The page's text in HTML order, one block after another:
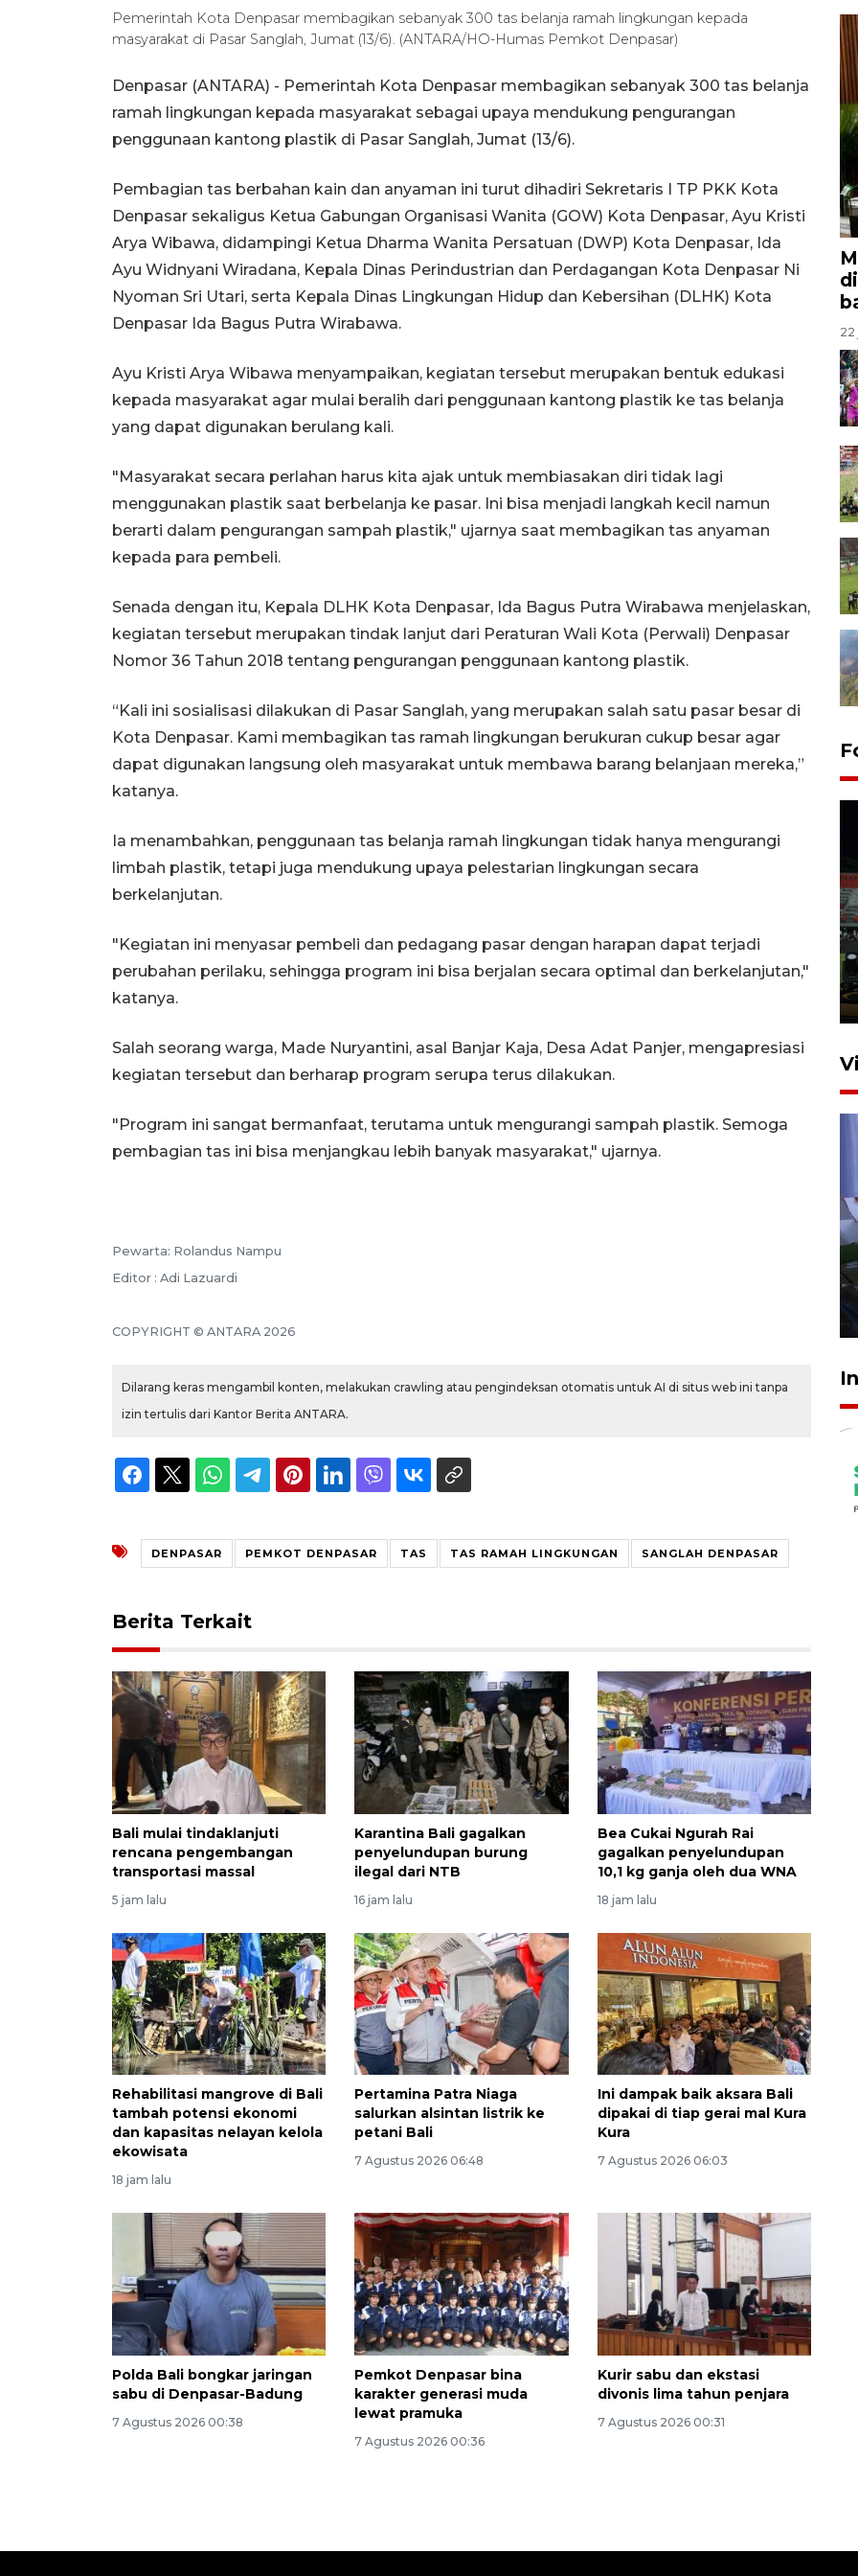
Pemerintah Kota Denpasar membagikan sebanyak 300 tas belanja ramah lingkungan kepada
masyarakat di Pasar Sanglah, Jumat (13/6). (ANTARA/HO-Humas Pemkot Denpasar)
Denpasar (ANTARA) - Pemerintah Kota Denpasar membagikan sebanyak 300 tas belanja
ramah lingkungan kepada masyarakat sebagai upaya mendukung pengurangan
penggunaan kantong plastik di Pasar Sanglah, Jumat (13/6).
Pembagian tas berbahan kain dan anyaman ini turut dihadiri Sekretaris I TP PKK Kota
Denpasar sekaligus Ketua Gabungan Organisasi Wanita (GOW) Kota Denpasar, Ayu Kristi
Arya Wibawa, didampingi Ketua Dharma Wanita Persatuan (DWP) Kota Denpasar, Ida
Ayu Widnyani Wiradana, Kepala Dinas Perindustrian dan Perdagangan Kota Denpasar Ni
Nyoman Sri Utari, serta Kepala Dinas Lingkungan Hidup dan Kebersihan (DLHK) Kota
Denpasar Ida Bagus Putra Wirabawa.
Ayu Kristi Arya Wibawa menyampaikan, kegiatan tersebut merupakan bentuk edukasi
kepada masyarakat agar mulai beralih dari penggunaan kantong plastik ke tas belanja
yang dapat digunakan berulang kali.
"Masyarakat secara perlahan harus kita ajak untuk membiasakan diri tidak lagi
menggunakan plastik saat berbelanja ke pasar. Ini bisa menjadi langkah kecil namun
berarti dalam pengurangan sampah plastik," ujarnya saat membagikan tas anyaman
kepada para pembeli.
Senada dengan itu, Kepala DLHK Kota Denpasar, Ida Bagus Putra Wirabawa menjelaskan,
kegiatan tersebut merupakan tindak lanjut dari Peraturan Wali Kota (Perwali) Denpasar
Nomor 36 Tahun 2018 tentang pengurangan penggunaan kantong plastik.
“Kali ini sosialisasi dilakukan di Pasar Sanglah, yang merupakan salah satu pasar besar di
Kota Denpasar. Kami membagikan tas ramah lingkungan berukuran cukup besar agar
dapat digunakan langsung oleh masyarakat untuk membawa barang belanjaan mereka,”
katanya.
Ia menambahkan, penggunaan tas belanja ramah lingkungan tidak hanya mengurangi
limbah plastik, tetapi juga mendukung upaya pelestarian lingkungan secara
berkelanjutan.
"Kegiatan ini menyasar pembeli dan pedagang pasar dengan harapan dapat terjadi
perubahan perilaku, sehingga program ini bisa berjalan secara optimal dan berkelanjutan,"
katanya.
Salah seorang warga, Made Nuryantini, asal Banjar Kaja, Desa Adat Panjer, mengapresiasi
kegiatan tersebut dan berharap program serupa terus dilakukan.
"Program ini sangat bermanfaat, terutama untuk mengurangi sampah plastik. Semoga
pembagian tas ini bisa menjangkau lebih banyak masyarakat," ujarnya.
Pewarta: Rolandus Nampu
Editor : Adi Lazuardi
COPYRIGHT © ANTARA 2026
Dilarang keras mengambil konten, melakukan crawling atau pengindeksan otomatis untuk AI di situs web ini tanpa
izin tertulis dari Kantor Berita ANTARA.
DENPASAR PEMKOT DENPASAR TAS TAS RAMAH LINGKUNGAN SANGLAH DENPASAR
Berita Terkait
Bali mulai tindaklanjuti
rencana pengembangan
transportasi massal
5 jam lalu
Karantina Bali gagalkan
penyelundupan burung
ilegal dari NTB
16 jam lalu
Bea Cukai Ngurah Rai
gagalkan penyelundupan
10,1 kg ganja oleh dua WNA
18 jam lalu
Rehabilitasi mangrove di Bali
tambah potensi ekonomi
dan kapasitas nelayan kelola
ekowisata
18 jam lalu
Pertamina Patra Niaga
salurkan alsintan listrik ke
petani Bali
7 Agustus 2026 06:48
Ini dampak baik aksara Bali
dipakai di tiap gerai mal Kura
Kura
7 Agustus 2026 06:03
Polda Bali bongkar jaringan
sabu di Denpasar-Badung
7 Agustus 2026 00:38
Pemkot Denpasar bina
karakter generasi muda
lewat pramuka
7 Agustus 2026 00:36
Kurir sabu dan ekstasi
divonis lima tahun penjara
7 Agustus 2026 00:31
22
Trisila Nusantara dalam
latihan di Kepri
Awas penipuan berbasis AI
2026-08-07 13:45:00